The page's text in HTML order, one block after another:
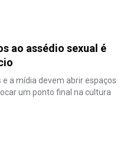
ao assédio sexual é
e a mídia devem abrir espaços
um ponto final na cultura